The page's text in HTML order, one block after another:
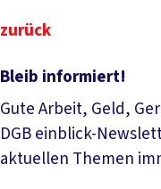
zurück
Bleib informiert!
Gute Arbeit, Geld,
DGB einblick-
aktuellen Themen